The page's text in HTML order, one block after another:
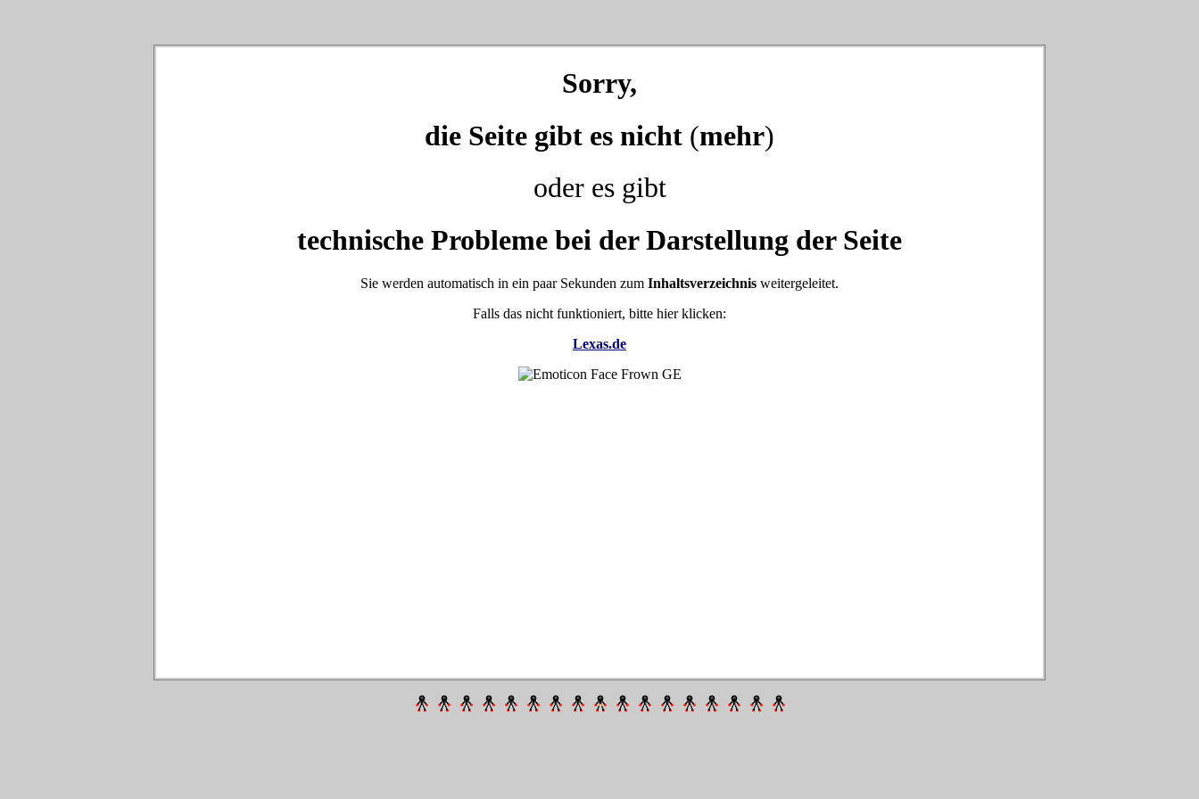
Sorry,
die Seite gibt es nicht (mehr)
oder es gibt
technische Probleme bei der Darstellung der Seite
Sie werden automatisch in ein paar Sekunden zum Inhaltsverzeichnis weitergeleitet.
Falls das nicht funktioniert, bitte hier klicken:
Lexas.de